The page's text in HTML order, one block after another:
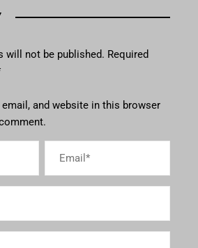
will not be published. Required
email, and website in this browser